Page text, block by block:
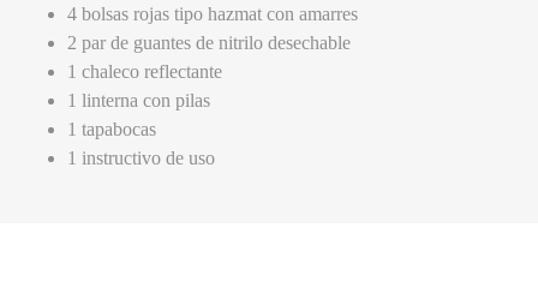
4 bolsas rojas tipo hazmat con amarres
2 par de guantes de nitrilo desechable
1 chaleco reflectante
1 linterna con pilas
1 tapabocas
1 instructivo de uso